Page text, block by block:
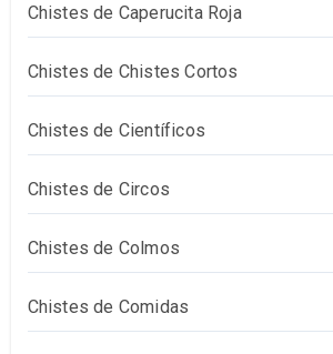
Chistes de Caperucita Roja
Chistes de Chistes Cortos
Chistes de Científicos
Chistes de Circos
Chistes de Colmos
Chistes de Comidas